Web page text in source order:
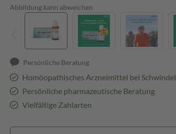
Abbildung kann abweichen
Persönliche Beratung
Homöopathisches Arzneimittel bei Schwindel
Persönliche pharmazeutische Beratung
Vielfältige Zahlarten